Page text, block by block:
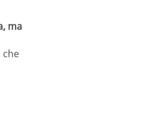
ma
che